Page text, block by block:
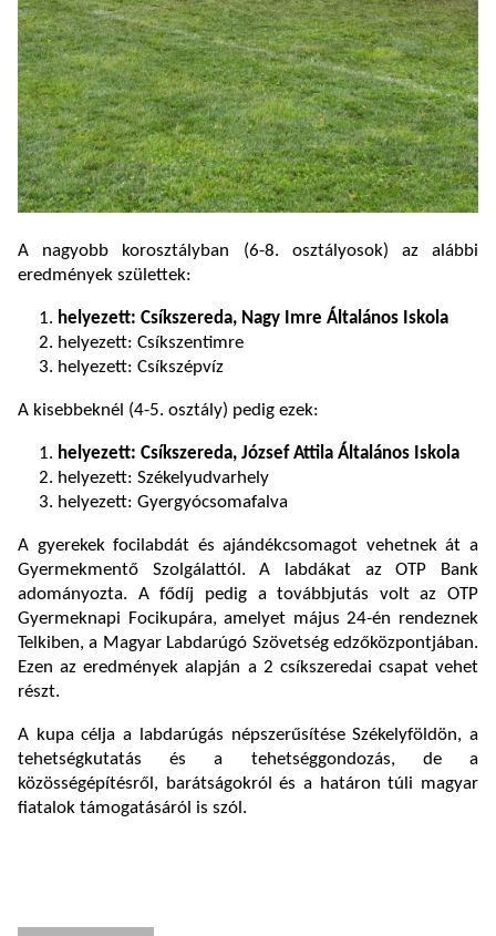
A nagyobb korosztályban (6-8. osztályosok) az alábbi
eredmények születtek:
helyezett: Csíkszereda, Nagy Imre Általános Iskola
helyezett: Csíkszentimre
helyezett: Csíkszépvíz
A kisebbeknél (4-5. osztály) pedig ezek:
helyezett: Csíkszereda, József Attila Általános Iskola
helyezett: Székelyudvarhely
helyezett: Gyergyócsomafalva
A gyerekek focilabdát és ajándékcsomagot vehetnek át a
Gyermekmentő Szolgálattól. A labdákat az OTP Bank
adományozta. A fődíj pedig a továbbjutás volt az OTP
Gyermeknapi Focikupára, amelyet május 24-én rendeznek
Telkiben, a Magyar Labdarúgó Szövetség edzőközpontjában.
Ezen az eredmények alapján a 2 csíkszeredai csapat vehet
részt.
A kupa célja a labdarúgás népszerűsítése Székelyföldön, a
tehetségkutatás és a tehetséggondozás, de a
közösségépítésről, barátságokról és a határon túli magyar
fiatalok támogatásáról is szól.